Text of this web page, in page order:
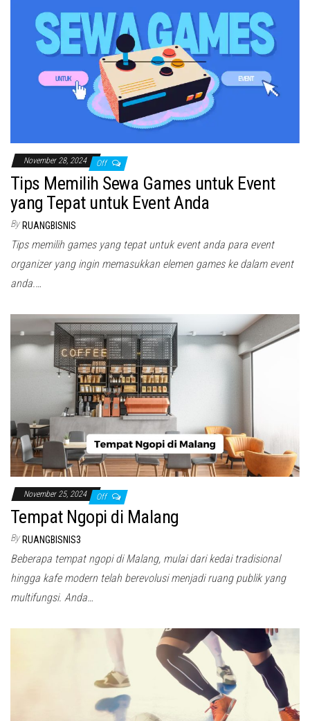
November 28, 2024 Off
Tips Memilih Sewa Games untuk Event
yang Tepat untuk Event Anda
By RUANGBISNIS
Tips memilih games yang tepat untuk event anda para event
organizer yang ingin memasukkan elemen games ke dalam event
anda.…
November 25, 2024 Off
Tempat Ngopi di Malang
By RUANGBISNIS3
Beberapa tempat ngopi di Malang, mulai dari kedai tradisional
hingga kafe modern telah berevolusi menjadi ruang publik yang
multifungsi. Anda…